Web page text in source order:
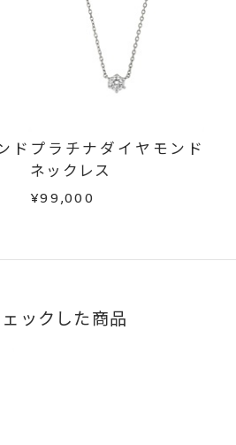
ド プラチナダイヤモンド
ネックレス
¥99,000
ックした商品